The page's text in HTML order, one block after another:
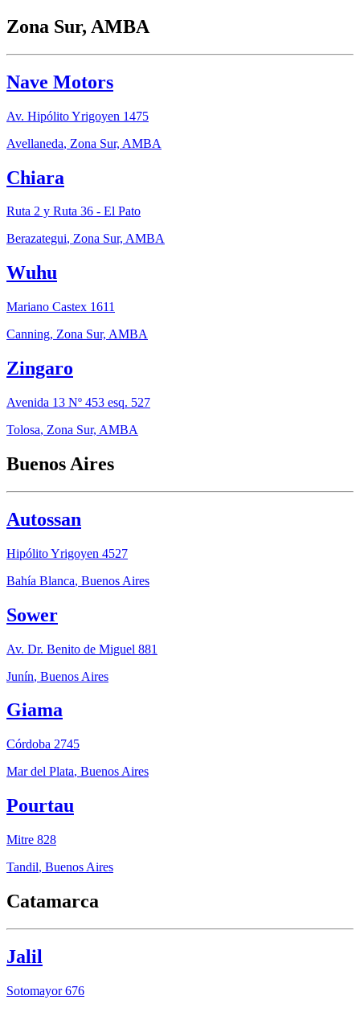
Zona Sur, AMBA
Nave Motors
Av. Hipólito Yrigoyen 1475
Avellaneda, Zona Sur, AMBA
Chiara
Ruta 2 y Ruta 36 - El Pato
Berazategui, Zona Sur, AMBA
Wuhu
Mariano Castex 1611
Canning, Zona Sur, AMBA
Zingaro
Avenida 13 Nº 453 esq. 527
Tolosa, Zona Sur, AMBA
Buenos Aires
Autossan
Hipólito Yrigoyen 4527
Bahía Blanca, Buenos Aires
Sower
Av. Dr. Benito de Miguel 881
Junín, Buenos Aires
Giama
Córdoba 2745
Mar del Plata, Buenos Aires
Pourtau
Mitre 828
Tandil, Buenos Aires
Catamarca
Jalil
Sotomayor 676